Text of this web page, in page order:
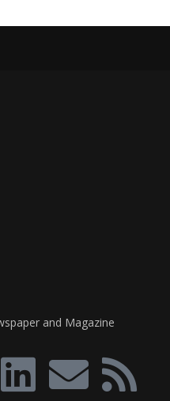
বিদেশ
Terms of Use
Help & Support